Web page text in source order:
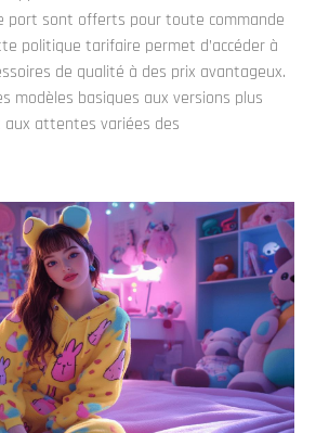
port sont offerts pour toute commande
politique tarifaire permet d’accéder à
de qualité à des prix avantageux.
modèles basiques aux versions plus
aux attentes variées des